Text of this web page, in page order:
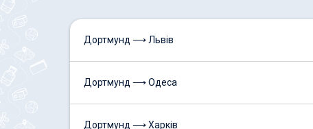
Дортмунд ⟶ Львів
Дортмунд ⟶ Одеса
Дортмунд ⟶ Харків